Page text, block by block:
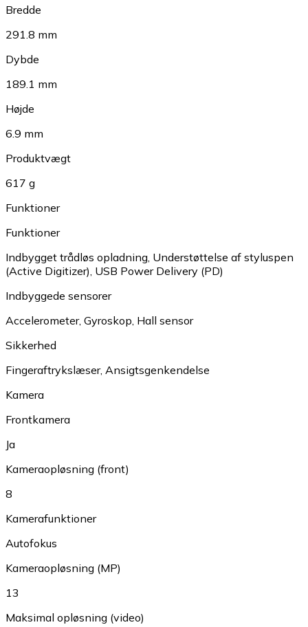
Bredde
291.8 mm
Dybde
189.1 mm
Højde
6.9 mm
Produktvægt
617 g
Funktioner
Funktioner
Indbygget trådløs opladning, Understøttelse af styluspen
(Active Digitizer), USB Power Delivery (PD)
Indbyggede sensorer
Accelerometer, Gyroskop, Hall sensor
Sikkerhed
Fingeraftrykslæser, Ansigtsgenkendelse
Kamera
Frontkamera
Ja
Kameraopløsning (front)
8
Kamerafunktioner
Autofokus
Kameraopløsning (MP)
13
Maksimal opløsning (video)